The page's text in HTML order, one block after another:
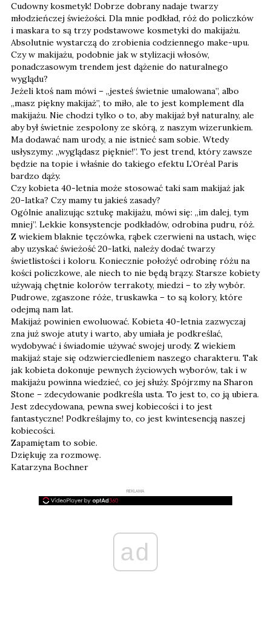
Cudowny kosmetyk! Dobrze dobrany nadaje twarzy
młodzieńczej świeżości. Dla mnie podkład, róż do policzków
i maskara to są trzy podstawowe kosmetyki do makijażu.
Absolutnie wystarczą do zrobienia codziennego make-upu.
Czy w makijażu, podobnie jak w stylizacji włosów,
ponadczasowym trendem jest dążenie do naturalnego
wyglądu?
Jeżeli ktoś nam mówi – „jesteś świetnie umalowana”, albo
„masz piękny makijaż”, to miło, ale to jest komplement dla
makijażu. Nie chodzi tylko o to, aby makijaż był naturalny, ale
aby był świetnie zespolony ze skórą, z naszym wizerunkiem.
Ma dodawać nam urody, a nie istnieć sam sobie. Wtedy
usłyszymy: „wyglądasz pięknie!”. To jest trend, który zawsze
będzie na topie i właśnie do takiego efektu L’Oréal Paris
bardzo dąży.
Czy kobieta 40-letnia może stosować taki sam makijaż jak
20-latka? Czy mamy tu jakieś zasady?
Ogólnie analizując sztukę makijażu, mówi się: „im dalej, tym
mniej”. Lekkie konsystencje podkładów, odrobina pudru, róż.
Z wiekiem blaknie tęczówka, rąbek czerwieni na ustach, więc
aby uzyskać świeżość 20-latki, należy dodać twarzy
świetlistości i koloru. Koniecznie położyć odrobinę różu na
kości policzkowe, ale niech to nie będą brązy. Starsze kobiety
używają chętnie kolorów terrakoty, miedzi – to zły wybór.
Pudrowe, zgaszone róże, truskawka – to są kolory, które
odejmą nam lat.
Makijaż powinien ewoluować. Kobieta 40-letnia zazwyczaj
zna już swoje atuty i warto, aby umiała je podkreślać,
wydobywać i świadomie używać swojej urody. Z wiekiem
makijaż staje się odzwierciedleniem naszego charakteru. Tak
jak kobieta dokonuje pewnych życiowych wyborów, tak i w
makijażu powinna wiedzieć, co jej służy. Spójrzmy na Sharon
Stone – zdecydowanie podkreśla usta. To jest to, co ją ubiera.
Jest zdecydowana, pewna swej kobiecości i to jest
fantastyczne! Podkreślajmy to, co jest kwintesencją naszej
kobiecości.
Zapamiętam to sobie.
Dziękuję za rozmowę.
Katarzyna Bochner
REKLAMA
ad